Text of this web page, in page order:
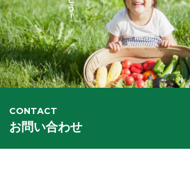
CONTACT
お問い合わせ